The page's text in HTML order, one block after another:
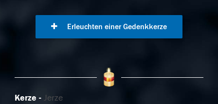
Erleuchten einer Gedenkkerze
Kerze Jerze